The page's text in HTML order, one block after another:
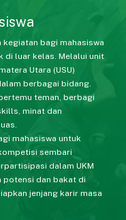
kegiatan bagi mahasiswa
di luar kelas. Melalui unit
Utara (USU)
berbagai bidang.
teman, berbagi
minat dan
mahasiswa untuk
sembari
dalam UKM
potensi dan bakat di
jenjang karir masa